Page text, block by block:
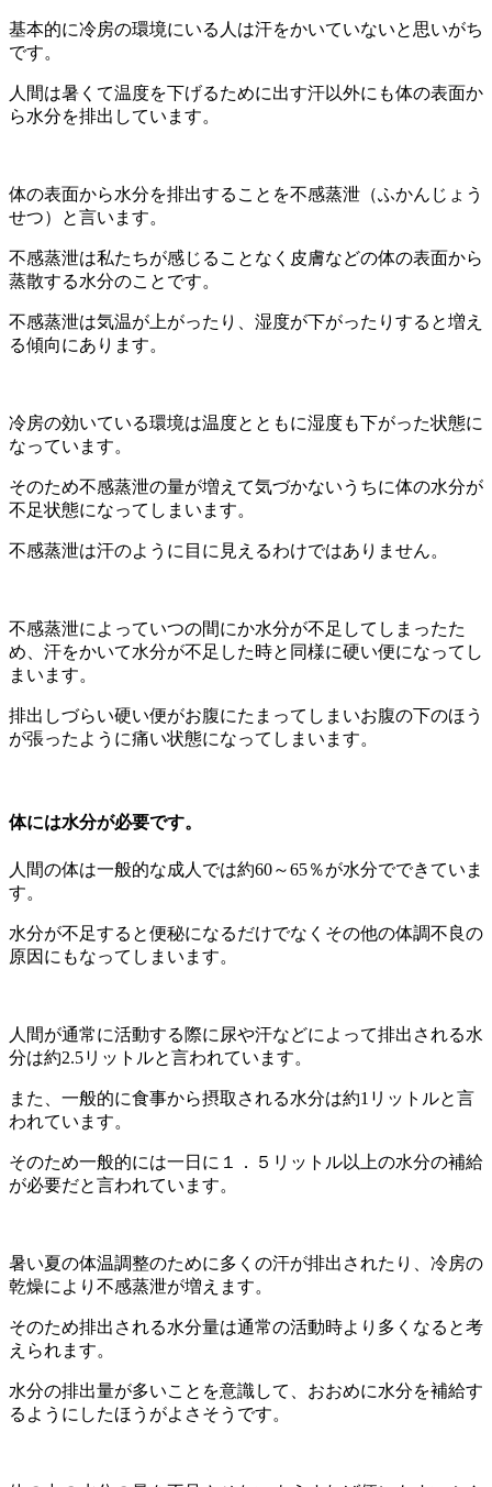
基本的に冷房の環境にいる人は汗をかいていないと思いがち
です。
人間は暑くて温度を下げるために出す汗以外にも体の表面か
ら水分を排出しています。
体の表面から水分を排出することを不感蒸泄（ふかんじょう
せつ）と言います。
不感蒸泄は私たちが感じることなく皮膚などの体の表面から
蒸散する水分のことです。
不感蒸泄は気温が上がったり、湿度が下がったりすると増え
る傾向にあります。
冷房の効いている環境は温度とともに湿度も下がった状態に
なっています。
そのため不感蒸泄の量が増えて気づかないうちに体の水分が
不足状態になってしまいます。
不感蒸泄は汗のように目に見えるわけではありません。
不感蒸泄によっていつの間にか水分が不足してしまったた
め、汗をかいて水分が不足した時と同様に硬い便になってし
まいます。
排出しづらい硬い便がお腹にたまってしまいお腹の下のほう
が張ったように痛い状態になってしまいます。
体には水分が必要です。
人間の体は一般的な成人では約60～65％が水分でできていま
す。
水分が不足すると便秘になるだけでなくその他の体調不良の
原因にもなってしまいます。
人間が通常に活動する際に尿や汗などによって排出される水
分は約2.5リットルと言われています。
また、一般的に食事から摂取される水分は約1リットルと言
われています。
そのため一般的には一日に１．５リットル以上の水分の補給
が必要だと言われています。
暑い夏の体温調整のために多くの汗が排出されたり、冷房の
乾燥により不感蒸泄が増えます。
そのため排出される水分量は通常の活動時より多くなると考
えられます。
水分の排出量が多いことを意識して、おおめに水分を補給す
るようにしたほうがよさそうです。